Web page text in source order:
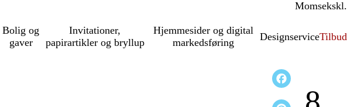
Momsinkl.
ekskl.
Bolig og
gaver
Invitationer,
papirartikler og bryllup
Hjemmesider og digital
markedsføring
DesignserviceTilbud